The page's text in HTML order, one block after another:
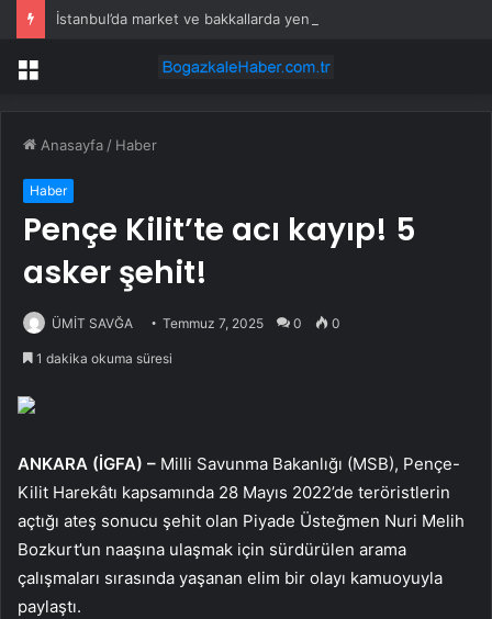
Menü
Anasayfa / Haber
Haber
Pençe Kilit’te acı kayıp! 5
asker şehit!
ÜMİT SAVĞA Temmuz 7, 2025 0 0
1 dakika okuma süresi
ANKARA (İGFA) – Milli Savunma Bakanlığı (MSB), Pençe-
Kilit Harekâtı kapsamında 28 Mayıs 2022’de teröristlerin
açtığı ateş sonucu şehit olan Piyade Üsteğmen Nuri Melih
Bozkurt’un naaşına ulaşmak için sürdürülen arama
çalışmaları sırasında yaşanan elim bir olayı kamuoyuyla
paylaştı.